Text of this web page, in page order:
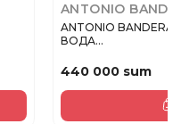
ANTONIO
ANTONIO
ВОДА...
440 000 sum